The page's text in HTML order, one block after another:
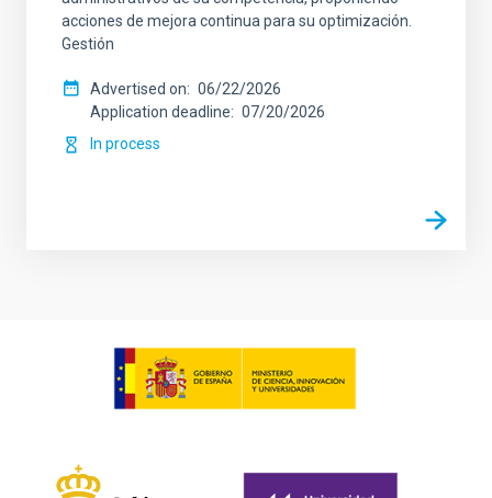
acciones de mejora continua para su optimización.
Gestión
Advertised on
06/22/2026
Application deadline
07/20/2026
In process